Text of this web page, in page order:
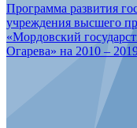
Программа развития
учреждения высшего
«Мордовский
Огарева» на 2010 –